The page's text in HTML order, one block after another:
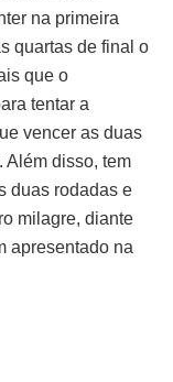
na primeira
quartas de final o
que o
tentar a
vencer as duas
Além disso, tem
duas rodadas e
milagre, diante
apresentado na